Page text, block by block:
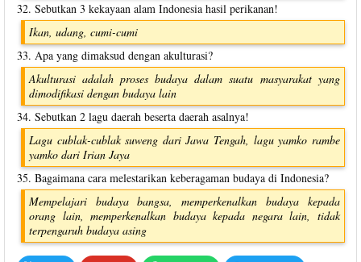
32. Sebutkan 3 kekayaan alam Indonesia hasil perikanan!
Ikan, udang, cumi-cumi
33. Apa yang dimaksud dengan akulturasi?
Akulturasi adalah proses budaya dalam suatu masyarakat yang
dimodifikasi dengan budaya lain
34. Sebutkan 2 lagu daerah beserta daerah asalnya!
Lagu cublak-cublak suweng dari Jawa Tengah, lagu yamko rambe
yamko dari Irian Jaya
35. Bagaimana cara melestarikan keberagaman budaya di Indonesia?
Mempelajari budaya bangsa, memperkenalkan budaya kepada
orang lain, memperkenalkan budaya kepada negara lain, tidak
terpengaruh budaya asing